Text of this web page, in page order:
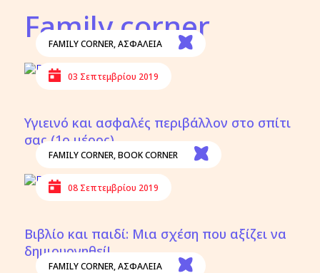
Family corner
FAMILY CORNER,ΑΣΦΑΛΕΙΑ
03 Σεπτεμβρίου 2019
Υγιεινό και ασφαλές περιβάλλον στο σπίτι
σας (1ο μέρος)
FAMILY CORNER,BOOK CORNER
08 Σεπτεμβρίου 2019
Βιβλίο και παιδί: Μια σχέση που αξίζει να
δημιουργηθεί!
FAMILY CORNER,ΑΣΦΑΛΕΙΑ